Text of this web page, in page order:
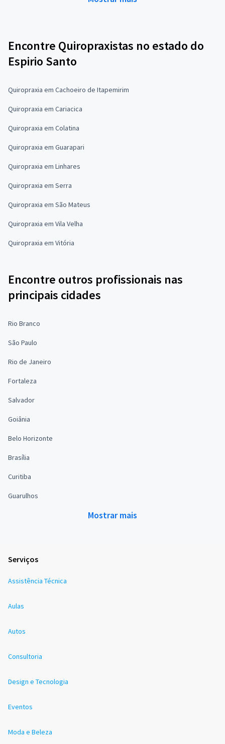
Encontre Quiropraxistas no estado do
Espirio Santo
Quiropraxia em Cachoeiro de Itapemirim
Quiropraxia em Cariacica
Quiropraxia em Colatina
Quiropraxia em Guarapari
Quiropraxia em Linhares
Quiropraxia em Serra
Quiropraxia em São Mateus
Quiropraxia em Vila Velha
Quiropraxia em Vitória
Encontre outros profissionais nas
principais cidades
Rio Branco
São Paulo
Rio de Janeiro
Fortaleza
Salvador
Goiânia
Belo Horizonte
Brasília
Curitiba
Guarulhos
Mostrar mais
Serviços
Assistência Técnica
Aulas
Autos
Consultoria
Design e Tecnologia
Eventos
Moda e Beleza